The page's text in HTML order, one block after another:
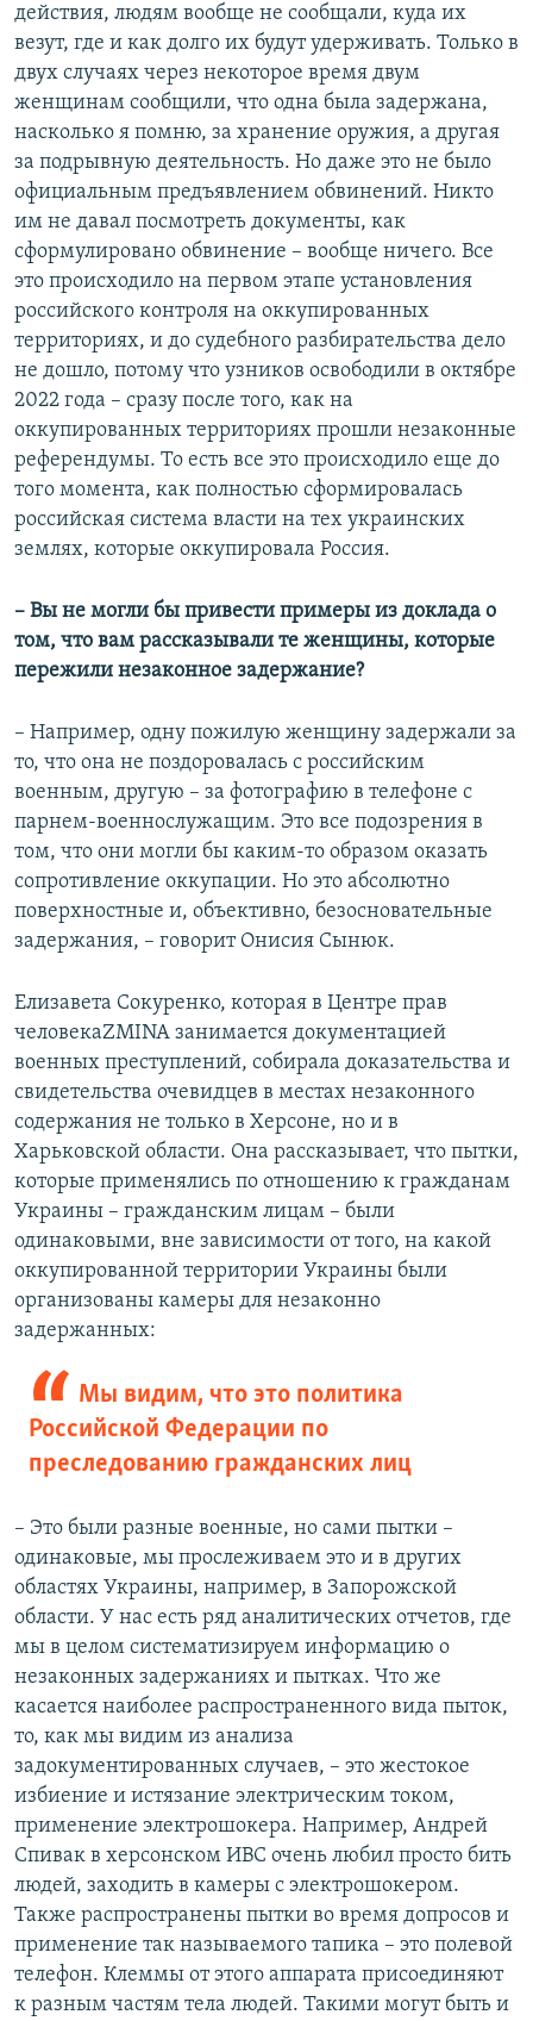
действия, людям вообще не сообщали, куда их
везут, где и как долго их будут удерживать. Только в
двух случаях через некоторое время двум
женщинам сообщили, что одна была задержана,
насколько я помню, за хранение оружия, а другая
за подрывную деятельность. Но даже это не было
официальным предъявлением обвинений. Никто
им не давал посмотреть документы, как
сформулировано обвинение – вообще ничего. Все
это происходило на первом этапе установления
российского контроля на оккупированных
территориях, и до судебного разбирательства дело
не дошло, потому что узников освободили в октябре
2022 года – сразу после того, как на
оккупированных территориях прошли незаконные
референдумы. То есть все это происходило еще до
того момента, как полностью сформировалась
российская система власти на тех украинских
землях, которые оккупировала Россия.
– Вы не могли бы привести примеры из доклада о
том, что вам рассказывали те женщины, которые
пережили незаконное задержание?
– Например, одну пожилую женщину задержали за
то, что она не поздоровалась с российским
военным, другую – за фотографию в телефоне с
парнем-военнослужащим. Это все подозрения в
том, что они могли бы каким-то образом оказать
сопротивление оккупации. Но это абсолютно
поверхностные и, объективно, безосновательные
задержания, – говорит Онисия Сынюк.
Елизавета Сокуренко, которая в Центре прав
человекаZMINA занимается документацией
военных преступлений, собирала доказательства и
свидетельства очевидцев в местах незаконного
содержания не только в Херсоне, но и в
Харьковской области. Она рассказывает, что пытки,
которые применялись по отношению к гражданам
Украины – гражданским лицам – были
одинаковыми, вне зависимости от того, на какой
оккупированной территории Украины были
организованы камеры для незаконно
задержанных:
Мы видим, что это политика
Российской Федерации по
преследованию гражданских лиц
– Это были разные военные, но сами пытки –
одинаковые, мы прослеживаем это и в других
областях Украины, например, в Запорожской
области. У нас есть ряд аналитических отчетов, где
мы в целом систематизируем информацию о
незаконных задержаниях и пытках. Что же
касается наиболее распространенного вида пыток,
то, как мы видим из анализа
задокументированных случаев, – это жестокое
избиение и истязание электрическим током,
применение электрошокера. Например, Андрей
Спивак в херсонском ИВС очень любил просто бить
людей, заходить в камеры с электрошокером.
Также распространены пытки во время допросов и
применение так называемого тапика – это полевой
телефон. Клеммы от этого аппарата присоединяют
к разным частям тела людей. Такими могут быть и